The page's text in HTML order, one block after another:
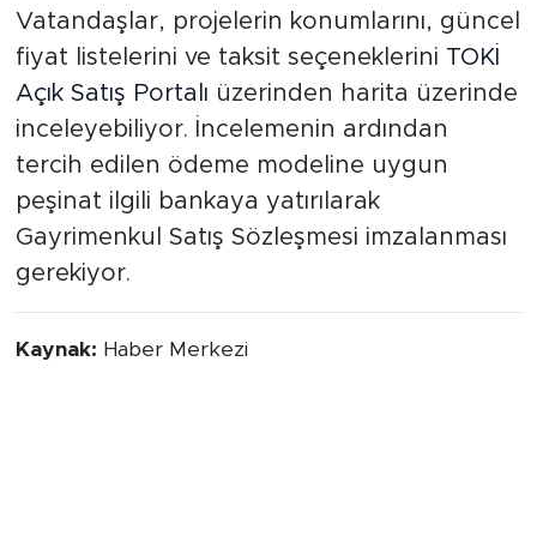
Vatandaşlar, projelerin konumlarını, güncel
fiyat listelerini ve taksit seçeneklerini TOKİ
Açık Satış Portalı üzerinden harita üzerinde
inceleyebiliyor. İncelemenin ardından
tercih edilen ödeme modeline uygun
peşinat ilgili bankaya yatırılarak
Gayrimenkul Satış Sözleşmesi imzalanması
gerekiyor.
Kaynak: Haber Merkezi